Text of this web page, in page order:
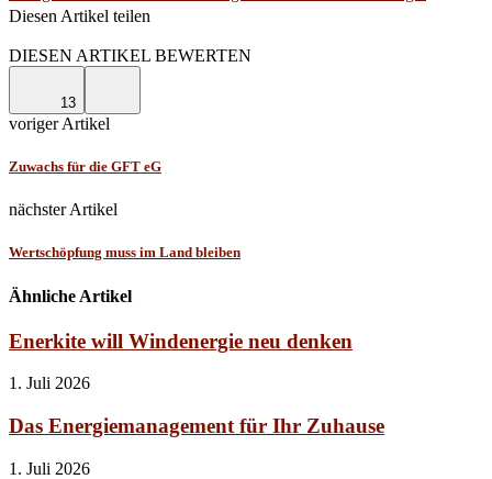
Diesen Artikel teilen
DIESEN ARTIKEL BEWERTEN
13
voriger Artikel
Zuwachs für die GFT eG
nächster Artikel
Wertschöpfung muss im Land bleiben
Ähnliche Artikel
Enerkite will Windenergie neu denken
1. Juli 2026
Das Energiemanagement für Ihr Zuhause
1. Juli 2026